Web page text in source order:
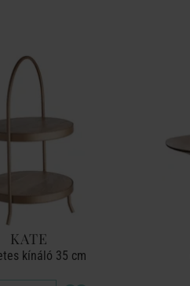
KATE
kínáló 35 cm